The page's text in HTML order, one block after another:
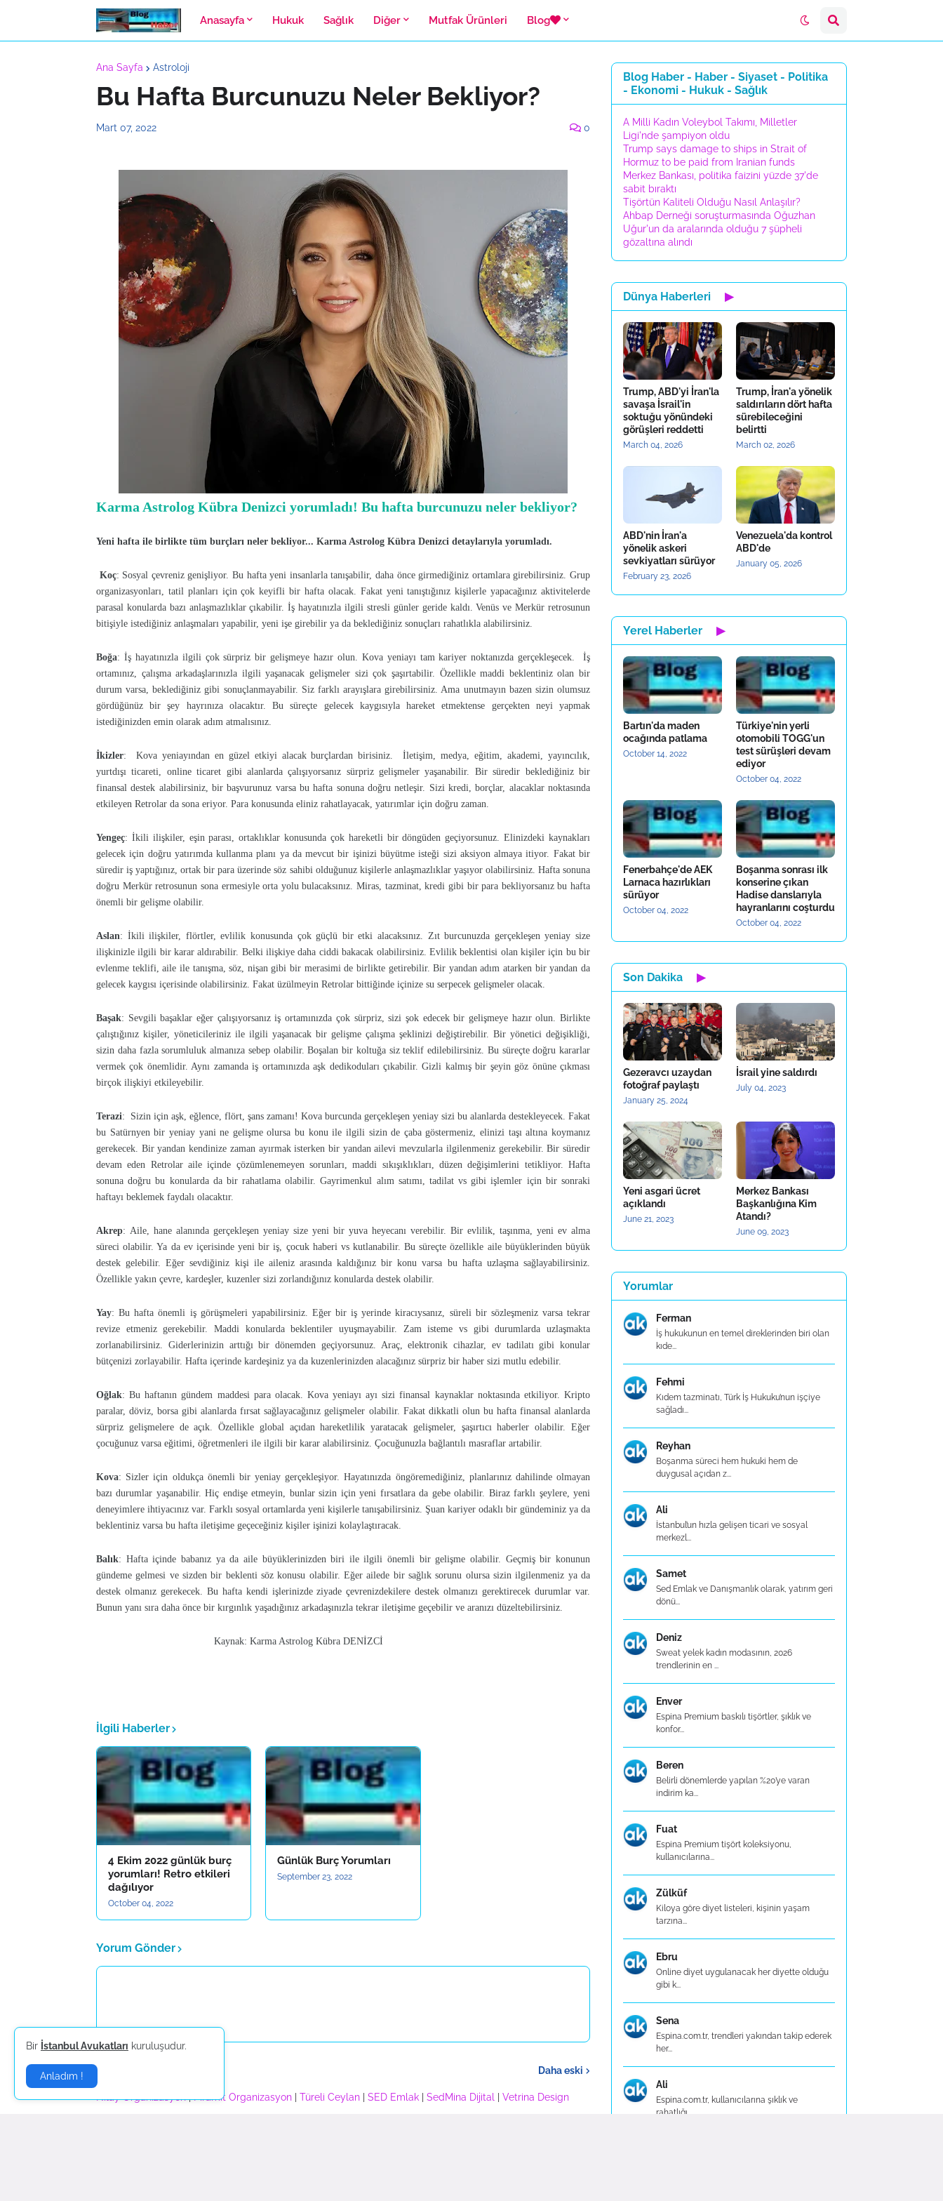
Anasayfa Hukuk Sağlık Diğer Mutfak Ürünleri Blog
Ana Sayfa Astroloji
Bu Hafta Burcunuzu Neler Bekliyor?
Mart 07, 2022 0
Karma Astrolog Kübra Denizci yorumladı! Bu hafta burcunuzu neler bekliyor?
Yeni hafta ile birlikte tüm burçları neler bekliyor... Karma Astrolog Kübra Denizci detaylarıyla yorumladı.
Koç: Sosyal çevreniz genişliyor. Bu hafta yeni insanlarla tanışabilir, daha önce girmediğiniz ortamlara girebilirsiniz. Grup
organizasyonları, tatil planları için çok keyifli bir hafta olacak. Fakat yeni tanıştığınız kişilerle yapacağınız aktivitelerde
parasal konularda bazı anlaşmazlıklar çıkabilir. İş hayatınızla ilgili stresli günler geride kaldı. Venüs ve Merkür retrosunun
bitişiyle istediğiniz anlaşmaları yapabilir, yeni işe girebilir ya da beklediğiniz sonuçları rahatlıkla alabilirsiniz.
Boğa: İş hayatınızla ilgili çok sürpriz bir gelişmeye hazır olun. Kova yeniayı tam kariyer noktanızda gerçekleşecek. İş
ortamınız, çalışma arkadaşlarınızla ilgili yaşanacak gelişmeler sizi çok şaşırtabilir. Özellikle maddi beklentiniz olan bir
durum varsa, beklediğiniz gibi sonuçlanmayabilir. Siz farklı arayışlara girebilirsiniz. Ama unutmayın bazen sizin olumsuz
gördüğünüz bir şey hayrınıza olacaktır. Bu süreçte gelecek kaygısıyla hareket etmektense gerçekten neyi yapmak
istediğinizden emin olarak adım atmalısınız.
İkizler: Kova yeniayından en güzel etkiyi alacak burçlardan birisiniz. İletişim, medya, eğitim, akademi, yayıncılık,
yurtdışı ticareti, online ticaret gibi alanlarda çalışıyorsanız sürpriz gelişmeler yaşanabilir. Bir süredir beklediğiniz bir
finansal destek alabilirsiniz, bir başvurunuz varsa bu hafta sonuna doğru netleşir. Sizi kredi, borçlar, alacaklar noktasında
etkileyen Retrolar da sona eriyor. Para konusunda eliniz rahatlayacak, yatırımlar için doğru zaman.
Yengeç: İkili ilişkiler, eşin parası, ortaklıklar konusunda çok hareketli bir döngüden geçiyorsunuz. Elinizdeki kaynakları
gelecek için doğru yatırımda kullanma planı ya da mevcut bir işinizi büyütme isteği sizi aksiyon almaya itiyor. Fakat bir
süredir iş yaptığınız, ortak bir para üzerinde söz sahibi olduğunuz kişilerle anlaşmazlıklar yaşıyor olabilirsiniz. Hafta sonuna
doğru Merkür retrosunun sona ermesiyle orta yolu bulacaksınız. Miras, tazminat, kredi gibi bir para bekliyorsanız bu hafta
önemli bir gelişme olabilir.
Aslan: İkili ilişkiler, flörtler, evlilik konusunda çok güçlü bir etki alacaksınız. Zıt burcunuzda gerçekleşen yeniay size
ilişkinizle ilgili bir karar aldırabilir. Belki ilişkiye daha ciddi bakacak olabilirsiniz. Evlilik beklentisi olan kişiler için bu bir
evlenme teklifi, aile ile tanışma, söz, nişan gibi bir merasimi de birlikte getirebilir. Bir yandan adım atarken bir yandan da
gelecek kaygısı içerisinde olabilirsiniz. Fakat üzülmeyin Retrolar bittiğinde içinize su serpecek gelişmeler olacak.
Başak: Sevgili başaklar eğer çalışıyorsanız iş ortamınızda çok sürpriz, sizi şok edecek bir gelişmeye hazır olun. Birlikte
çalıştığınız kişiler, yöneticileriniz ile ilgili yaşanacak bir gelişme çalışma şeklinizi değiştirebilir. Bir yönetici değişikliği,
sizin daha fazla sorumluluk almanıza sebep olabilir. Boşalan bir koltuğa siz teklif edilebilirsiniz. Bu süreçte doğru kararlar
vermek çok önemlidir. Aynı zamanda iş ortamınızda aşk dedikoduları çıkabilir. Gizli kalmış bir şeyin göz önüne çıkması
birçok ilişkiyi etkileyebilir.
Terazi: Sizin için aşk, eğlence, flört, şans zamanı! Kova burcunda gerçekleşen yeniay sizi bu alanlarda destekleyecek. Fakat
bu Satürnyen bir yeniay yani ne gelişme olursa bu konu ile ilgili sizin de çaba göstermeniz, elinizi taşı altına koymanız
gerekecek. Bir yandan kendinize zaman ayırmak isterken bir yandan ailevi mevzularla ilgilenmeniz gerekebilir. Bir süredir
devam eden Retrolar aile içinde çözümlenemeyen sorunları, maddi sıkışıklıkları, düzen değişimlerini tetikliyor. Hafta
sonuna doğru bu konularda da bir rahatlama olabilir. Gayrimenkul alım satımı, tadilat vs gibi işlemler için bir sonraki
haftayı beklemek faydalı olacaktır.
Akrep: Aile, hane alanında gerçekleşen yeniay size yeni bir yuva heyecanı verebilir. Bir evlilik, taşınma, yeni ev alma
süreci olabilir. Ya da ev içerisinde yeni bir iş, çocuk haberi vs kutlanabilir. Bu süreçte özellikle aile büyüklerinden büyük
destek gelebilir. Eğer sevdiğiniz kişi ile aileniz arasında kaldığınız bir konu varsa bu hafta uzlaşma sağlayabilirsiniz.
Özellikle yakın çevre, kardeşler, kuzenler sizi zorlandığınız konularda destek olabilir.
Yay: Bu hafta önemli iş görüşmeleri yapabilirsiniz. Eğer bir iş yerinde kiracıysanız, süreli bir sözleşmeniz varsa tekrar
revize etmeniz gerekebilir. Maddi konularda beklentiler uyuşmayabilir. Zam isteme vs gibi durumlarda uzlaşmakta
zorlanabilirsiniz. Giderlerinizin arttığı bir dönemden geçiyorsunuz. Araç, elektronik cihazlar, ev tadilatı gibi konular
bütçenizi zorlayabilir. Hafta içerinde kardeşiniz ya da kuzenlerinizden alacağınız sürpriz bir haber sizi mutlu edebilir.
Oğlak: Bu haftanın gündem maddesi para olacak. Kova yeniayı ayı sizi finansal kaynaklar noktasında etkiliyor. Kripto
paralar, döviz, borsa gibi alanlarda fırsat sağlayacağınız gelişmeler olabilir. Fakat dikkatli olun bu hafta finansal alanlarda
sürpriz gelişmelere de açık. Özellikle global açıdan hareketlilik yaratacak gelişmeler, şaşırtıcı haberler olabilir. Eğer
çocuğunuz varsa eğitimi, öğretmenleri ile ilgili bir karar alabilirsiniz. Çocuğunuzla bağlantılı masraflar artabilir.
Kova: Sizler için oldukça önemli bir yeniay gerçekleşiyor. Hayatınızda öngöremediğiniz, planlarınız dahilinde olmayan
bazı durumlar yaşanabilir. Hiç endişe etmeyin, bunlar sizin için yeni fırsatlara da gebe olabilir. Biraz farklı şeylere, yeni
deneyimlere ihtiyacınız var. Farklı sosyal ortamlarda yeni kişilerle tanışabilirsiniz. Şuan kariyer odaklı bir gündeminiz ya da
beklentiniz varsa bu hafta iletişime geçeceğiniz kişiler işinizi kolaylaştıracak.
Balık: Hafta içinde babanız ya da aile büyüklerinizden biri ile ilgili önemli bir gelişme olabilir. Geçmiş bir konunun
gündeme gelmesi ve sizden bir beklenti söz konusu olabilir. Eğer ailede bir sağlık sorunu olursa sizin ilgilenmeniz ya da
destek olmanız gerekecek. Bu hafta kendi işlerinizde ziyade çevrenizdekilere destek olmanızı gerektirecek durumlar var.
Bunun yanı sıra daha önce bir kırgınlık yaşadığınız arkadaşınızla tekrar iletişime geçebilir ve aranızı düzeltebilirsiniz.
Kaynak: Karma Astrolog Kübra DENİZCİ
İlgili Haberler
4 Ekim 2022 günlük burç
yorumları! Retro etkileri
dağılıyor
October 04, 2022
Günlük Burç Yorumları
September 23, 2022
Yorum Gönder
Daha eski
Sponsorlar:
Nilay Organizasyon|Piramit Organizasyon Türeli Ceylan SED Emlak SedMina Dijital Vetrina Design
Blog Haber - Haber - Siyaset - Politika
- Ekonomi - Hukuk - Sağlık
A Milli Kadın Voleybol Takımı, Milletler
Ligi'nde şampiyon oldu
Trump says damage to ships in Strait of
Hormuz to be paid from Iranian funds
Merkez Bankası, politika faizini yüzde 37'de
sabit bıraktı
Tişörtün Kaliteli Olduğu Nasıl Anlaşılır?
Ahbap Derneği soruşturmasında Oğuzhan
Uğur'un da aralarında olduğu 7 şüpheli
gözaltına alındı
Dünya Haberleri ▶
Trump, ABD'yi İran'la
savaşa İsrail'in
soktuğu yönündeki
görüşleri reddetti
March 04, 2026
Trump, İran'a yönelik
saldırıların dört hafta
sürebileceğini
belirtti
March 02, 2026
ABD'nin İran'a
yönelik askeri
sevkiyatları sürüyor
February 23, 2026
Venezuela'da kontrol
ABD'de
January 05, 2026
Yerel Haberler ▶
Bartın'da maden
ocağında patlama
October 14, 2022
Türkiye'nin yerli
otomobili TOGG'un
test sürüşleri devam
ediyor
October 04, 2022
Fenerbahçe'de AEK
Larnaca hazırlıkları
sürüyor
October 04, 2022
Boşanma sonrası ilk
konserine çıkan
Hadise danslarıyla
hayranlarını coşturdu
October 04, 2022
Son Dakika ▶
Gezeravcı uzaydan
fotoğraf paylaştı
January 25, 2024
İsrail yine saldırdı
July 04, 2023
Yeni asgari ücret
açıklandı
June 21, 2023
Merkez Bankası
Başkanlığına Kim
Atandı?
June 09, 2023
Yorumlar
Ferman
İş hukukunun en temel direklerinden biri olan
kıde...
Fehmi
Kıdem tazminatı, Türk İş Hukuku’nun işçiye
sağladı...
Reyhan
Boşanma süreci hem hukuki hem de
duygusal açıdan z...
Ali
İstanbul’un hızla gelişen ticari ve sosyal
merkezl...
Samet
Sed Emlak ve Danışmanlık olarak, yatırım geri
dönü...
Deniz
Sweat yelek kadın modasının, 2026
trendlerinin en ...
Enver
Espina Premium baskılı tişörtler, şıklık ve
konfor...
Beren
Belirli dönemlerde yapılan %20’ye varan
indirim ka...
Fuat
Espina Premium tişört koleksiyonu,
kullanıcılarına...
Zülküf
Kiloya göre diyet listeleri, kişinin yaşam
tarzına...
Ebru
Online diyet uygulanacak her diyette olduğu
gibi k...
Sena
Espina.com.tr, trendleri yakından takip ederek
her...
Ali
Espina.com.tr, kullanıcılarına şıklık ve
rahatlığı...
Bir İstanbul Avukatları kuruluşudur.
Anladım !